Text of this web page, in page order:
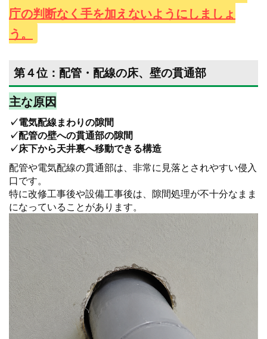
庁の判断なく手を加えないようにしましょ
う。
第４位：配管・配線の床、壁の貫通部
主な原因
✓電気配線まわりの隙間
✓配管の壁への貫通部の隙間
✓床下から天井裏へ移動できる構造
配管や電気配線の貫通部は、非常に見落とされやすい侵入
口です。
特に改修工事後や設備工事後は、隙間処理が不十分なまま
になっていることがあります。